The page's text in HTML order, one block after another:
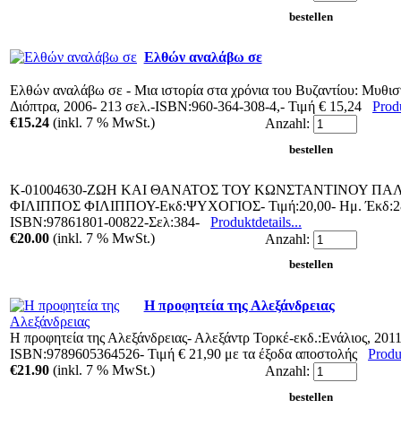
Ελθών αναλάβω σε
Ελθών αναλάβω σε - Μια ιστορία στα χρόνια του Βυζαντίου:
Διόπτρα, 2006- 213 σελ.-ISBN:960-364-308-4,- Τιμή € 15,24
€15.24 (inkl. 7 % MwSt.) Anzahl:
Κ-01004630-ΖΩΗ ΚΑΙ ΘΑΝΑΤΟΣ ΤΟΥ ΚΩΝΣΤΑΝΤΙΝΟΥ
ΦΙΛΙΠΠΟΣ ΦΙΛΙΠΠΟΥ-Εκδ:ΨΥΧΟΓΙΟΣ- Τιμή:20,00- Ημ.
ISBN:97861801-00822-Σελ:384- Produktdetails...
€20.00 (inkl. 7 % MwSt.) Anzahl:
Η προφητεία της Αλεξάνδρειας
Η προφητεία της Αλεξάνδρειας- Αλεξάντρ Τορκέ-εκδ.:Ενάλιος,
ISBN:9789605364526- Τιμή € 21,90 με τα έξοδα αποστολής
€21.90 (inkl. 7 % MwSt.) Anzahl: